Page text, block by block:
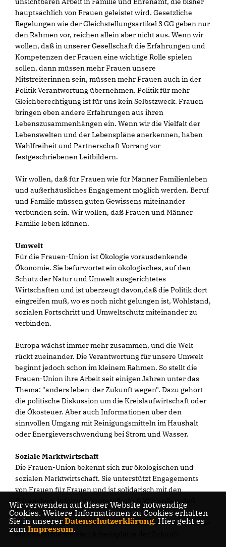
hauptsächlich von Frauen geleistet wird. Gesetzliche
Regelungen wie der Gleichstellungsartikel 3 GG geben nur
den Rahmen vor, reichen allein aber nicht aus. Wenn wir
wollen, daß in unserer Gesellschaft die Erfahrungen und
Kompetenzen der Frauen eine wichtige Rolle spielen
sollen, dann müssen mehr Frauen unsere
Mitstreiterinnen sein, müssen mehr Frauen auch in der
Politik Verantwortung übernehmen. Politik für mehr
Gleichberechtigung ist für uns kein Selbstzweck. Frauen
bringen eben andere Erfahrungen aus ihren
Lebenszusammenhängen ein. Wenn wir die Vielfalt der
Lebenswelten und der Lebenspläne anerkennen, haben
Wahlfreiheit und Partnerschaft Vorrang vor
festgeschriebenen Leitbildern.
Wir wollen, daß für Frauen wie für Männer Familienleben
und außerhäusliches Engagement möglich werden. Beruf
und Familie müssen guten Gewissens miteinander
verbunden sein. Wir wollen, daß Frauen und Männer
Familie leben können.
Umwelt
Für die Frauen-Union ist Ökologie vorausdenkende
Ökonomie. Sie befürwortet ein ökologisches, auf den
Schutz der Natur und Umwelt ausgerichtetes
Wirtschaften und ist überzeugt davon,daß die Politik dort
eingreifen muß, wo es noch nicht gelungen ist, Wohlstand,
sozialen Fortschritt und Umweltschutz miteinander zu
verbinden.
Europa wächst immer mehr zusammen, und die Welt
rückt zueinander. Die Verantwortung für unsere Umwelt
beginnt jedoch schon im kleinem Rahmen. So stellt die
Frauen-Union ihre Arbeit seit einigen Jahren unter das
Thema: "anders leben-der Zukunft wegen". Dazu gehört
die politische Diskussion um die Kreislaufwirtschaft oder
die Ökosteuer. Aber auch Informationen über den
sinnvollen Umgang mit Reinigungsmitteln im Haushalt
oder Energieverschwendung bei Strom und Wasser.
Soziale Marktwirtschaft
Die Frauen-Union bekennt sich zur ökologischen und
sozialen Marktwirtschaft. Sie unterstützt Engagements
von Frauen für Frauen und ist solidarisch mit den
Schwachen. Informationsgesellschaft Wir wollen, daß
Frauen sich bewußt mit den neuen Informations- und
Kommunikationstechniken auseinandersetzen, denn hier
entstehen die meisten Arbeitsplätze der Zukunft.
Wir verwenden auf dieser Website notwendige
Cookies. Weitere Informationen zu Cookies erhalten
Sie in unserer Datenschutzerklärung. Hier geht es
zum Impressum.